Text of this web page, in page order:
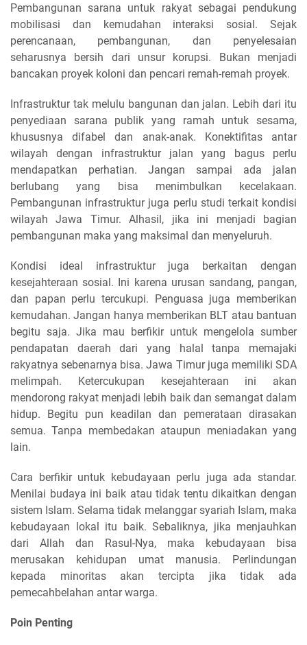
Pembangunan sarana untuk rakyat sebagai pendukung
mobilisasi dan kemudahan interaksi sosial. Sejak
perencanaan, pembangunan, dan penyelesaian
seharusnya bersih dari unsur korupsi. Bukan menjadi
bancakan proyek koloni dan pencari remah-remah proyek.
Infrastruktur tak melulu bangunan dan jalan. Lebih dari itu
penyediaan sarana publik yang ramah untuk sesama,
khususnya difabel dan anak-anak. Konektifitas antar
wilayah dengan infrastruktur jalan yang bagus perlu
mendapatkan perhatian. Jangan sampai ada jalan
berlubang yang bisa menimbulkan kecelakaan.
Pembangunan infrastruktur juga perlu studi terkait kondisi
wilayah Jawa Timur. Alhasil, jika ini menjadi bagian
pembangunan maka yang maksimal dan menyeluruh.
Kondisi ideal infrastruktur juga berkaitan dengan
kesejahteraan sosial. Ini karena urusan sandang, pangan,
dan papan perlu tercukupi. Penguasa juga memberikan
kemudahan. Jangan hanya memberikan BLT atau bantuan
begitu saja. Jika mau berfikir untuk mengelola sumber
pendapatan daerah dari yang halal tanpa memajaki
rakyatnya sebenarnya bisa. Jawa Timur juga memiliki SDA
melimpah. Ketercukupan kesejahteraan ini akan
mendorong rakyat menjadi lebih baik dan semangat dalam
hidup. Begitu pun keadilan dan pemerataan dirasakan
semua. Tanpa membedakan ataupun meniadakan yang
lain.
Cara berfikir untuk kebudayaan perlu juga ada standar.
Menilai budaya ini baik atau tidak tentu dikaitkan dengan
sistem Islam. Selama tidak melanggar syariah Islam, maka
kebudayaan lokal itu baik. Sebaliknya, jika menjauhkan
dari Allah dan Rasul-Nya, maka kebudayaan bisa
merusakan kehidupan umat manusia. Perlindungan
kepada minoritas akan tercipta jika tidak ada
pemecahbelahan antar warga.
Poin Penting